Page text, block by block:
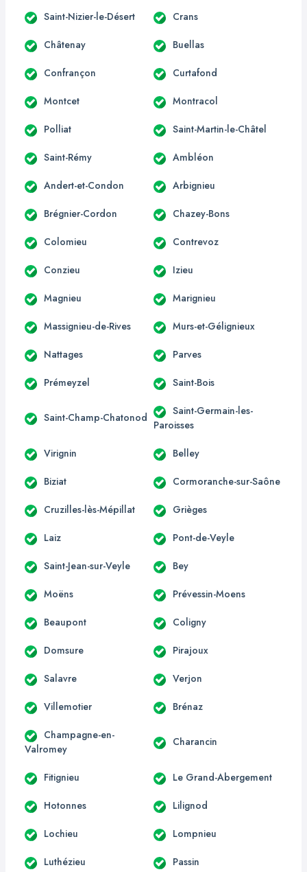
Saint-Nizier-le-Désert Crans
Châtenay Buellas
Confrançon Curtafond
Montcet Montracol
Polliat Saint-Martin-le-Châtel
Saint-Rémy Ambléon
Andert-et-Condon Arbignieu
Brégnier-Cordon Chazey-Bons
Colomieu Contrevoz
Conzieu Izieu
Magnieu Marignieu
Massignieu-de-Rives Murs-et-Gélignieux
Nattages Parves
Prémeyzel Saint-Bois
Saint-Champ-Chatonod
Saint-Germain-les-
Paroisses
Virignin Belley
Biziat Cormoranche-sur-Saône
Cruzilles-lès-Mépillat Grièges
Laiz Pont-de-Veyle
Saint-Jean-sur-Veyle Bey
Moëns Prévessin-Moens
Beaupont Coligny
Domsure Pirajoux
Salavre Verjon
Villemotier Brénaz
Champagne-en-
Valromey
Charancin
Fitignieu Le Grand-Abergement
Hotonnes Lilignod
Lochieu Lompnieu
Luthézieu Passin